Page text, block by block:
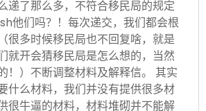
递了那么多，不符合移民局的规定
他们吗？！每次递交，我们都会根
很多时候移民局也不回复啥，就是
就开会猜移民局是怎么想的，当然
！）不断调整材料及解释信。 其实
什么材料，我们并没有提供很多材
很牛逼的材料，材料堆砌并不能解